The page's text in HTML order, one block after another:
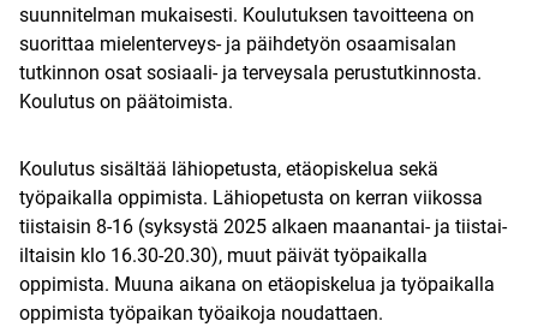
suunnitelman mukaisesti. Koulutuksen tavoitteena on
suorittaa mielenterveys- ja päihdetyön osaamisalan
tutkinnon osat sosiaali- ja terveysala perustutkinnosta.
Koulutus on päätoimista.
Koulutus sisältää lähiopetusta, etäopiskelua sekä
työpaikalla oppimista. Lähiopetusta on kerran viikossa
tiistaisin 8-16 (syksystä 2025 alkaen maanantai- ja tiistai-
iltaisin klo 16.30-20.30), muut päivät työpaikalla
oppimista. Muuna aikana on etäopiskelua ja työpaikalla
oppimista työpaikan työaikoja noudattaen.